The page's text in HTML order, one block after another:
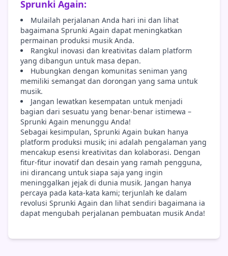
Sprunki Again:
Mulailah perjalanan Anda hari ini dan lihat
bagaimana Sprunki Again dapat meningkatkan
permainan produksi musik Anda.
Rangkul inovasi dan kreativitas dalam platform
yang dibangun untuk masa depan.
Hubungkan dengan komunitas seniman yang
memiliki semangat dan dorongan yang sama untuk
musik.
Jangan lewatkan kesempatan untuk menjadi
bagian dari sesuatu yang benar-benar istimewa –
Sprunki Again menunggu Anda!
Sebagai kesimpulan, Sprunki Again bukan hanya
platform produksi musik; ini adalah pengalaman yang
mencakup esensi kreativitas dan kolaborasi. Dengan
fitur-fitur inovatif dan desain yang ramah pengguna,
ini dirancang untuk siapa saja yang ingin
meninggalkan jejak di dunia musik. Jangan hanya
percaya pada kata-kata kami; terjunlah ke dalam
revolusi Sprunki Again dan lihat sendiri bagaimana ia
dapat mengubah perjalanan pembuatan musik Anda!